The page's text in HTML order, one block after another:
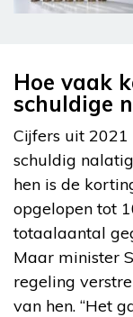
Hoe vaak
schuldige
Cijfers uit
schuldig
hen is de
opgelopen tot
totaalaantal
Maar minister
regeling
van hen. “Het